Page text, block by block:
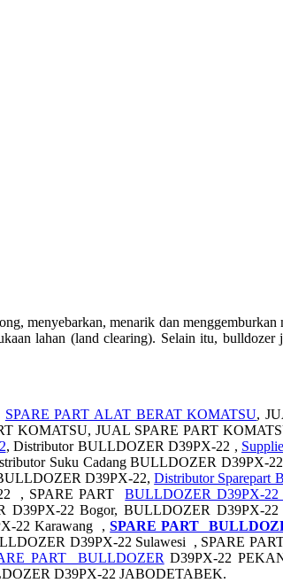
menyebarkan, menarik dan
lahan (land clearing). Selain itu,
SPARE PART ALAT BERAT KOMATSU,
KOMATSU, JUAL SPARE PART
, Distributor BULLDOZER D39PX-22 ,
Suku Cadang BULLDOZER D39PX-
D39PX-22,Distributor Sparepart
22 , SPARE PARTBULLDOZER D39PX-22
22 Bogor, BULLDOZER D39PX-22
22 Karawang ,SPARE PART
D39PX-22 Sulawesi , SPARE
PART BULLDOZER D39PX-22
D39PX-22 JABODETABEK.